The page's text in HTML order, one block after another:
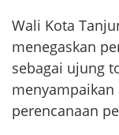
Wali Kota
menegaskan
sebagai ujung
menyampaikan
perencanaan